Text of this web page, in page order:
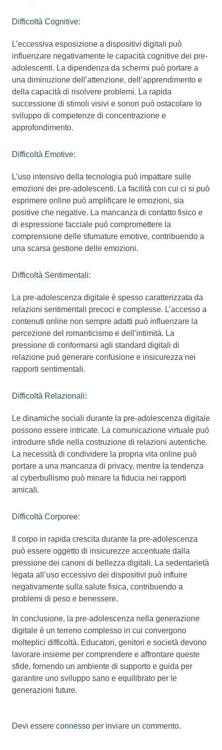
Difficoltà Cognitive:
L’eccessiva esposizione a dispositivi digitali può
influenzare negativamente le capacità cognitive dei pre-
adolescenti. La dipendenza da schermi può portare a
una diminuzione dell’attenzione, dell’apprendimento e
della capacità di risolvere problemi. La rapida
successione di stimoli visivi e sonori può ostacolare lo
sviluppo di competenze di concentrazione e
approfondimento.
Difficoltà Emotive:
L’uso intensivo della tecnologia può impattare sulle
emozioni dei pre-adolescenti. La facilità con cui ci si può
esprimere online può amplificare le emozioni, sia
positive che negative. La mancanza di contatto fisico e
di espressione facciale può compromettere la
comprensione delle sfumature emotive, contribuendo a
una scarsa gestione delle emozioni.
Difficoltà Sentimentali:
La pre-adolescenza digitale è spesso caratterizzata da
relazioni sentimentali precoci e complesse. L’accesso a
contenuti online non sempre adatti può influenzare la
percezione del romanticismo e dell’intimità. La
pressione di conformarsi agli standard digitali di
relazione può generare confusione e insicurezza nei
rapporti sentimentali.
Difficoltà Relazionali:
Le dinamiche sociali durante la pre-adolescenza digitale
possono essere intricate. La comunicazione virtuale può
introdurre sfide nella costruzione di relazioni autentiche.
La necessità di condividere la propria vita online può
portare a una mancanza di privacy, mentre la tendenza
al cyberbullismo può minare la fiducia nei rapporti
amicali.
Difficoltà Corporee:
Il corpo in rapida crescita durante la pre-adolescenza
può essere oggetto di insicurezze accentuate dalla
pressione dei canoni di bellezza digitali. La sedentarietà
legata all’uso eccessivo dei dispositivi può influire
negativamente sulla salute fisica, contribuendo a
problemi di peso e benessere.
In conclusione, la pre-adolescenza nella generazione
digitale è un terreno complesso in cui convergono
molteplici difficoltà. Educatori, genitori e società devono
lavorare insieme per comprendere e affrontare queste
sfide, fornendo un ambiente di supporto e guida per
garantire uno sviluppo sano e equilibrato per le
generazioni future.
Devi essere connesso per inviare un commento.